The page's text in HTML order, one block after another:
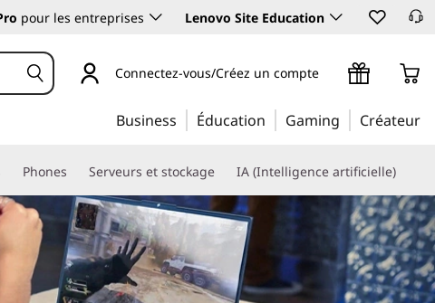
pour les entreprises Lenovo Site Education
Connectez-vous/Créez un compte
Business Éducation Gaming Créateur
Phones Serveurs et stockage IA (Intelligence artificielle)